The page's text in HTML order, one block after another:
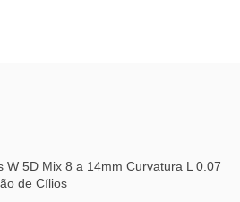
W 5D Mix 8 a 14mm Curvatura L 0.07
de Cílios